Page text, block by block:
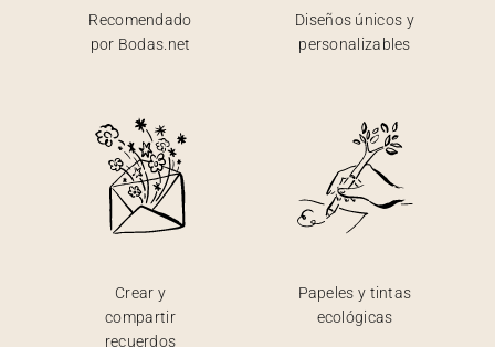
Recomendado
por Bodas.net
Diseños únicos y
personalizables
Crear y
compartir
recuerdos
Papeles y tintas
ecológicas